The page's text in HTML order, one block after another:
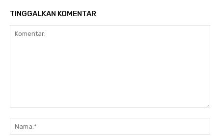
TINGGALKAN KOMENTAR